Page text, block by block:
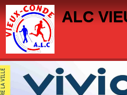
ALC
Panneau de gestion des cookies